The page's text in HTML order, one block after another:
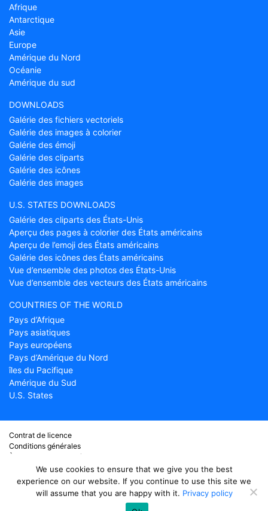
Afrique
Antarctique
Asie
Europe
Amérique du Nord
Océanie
Amérique du sud
DOWNLOADS
Galérie des fichiers vectoriels
Galérie des images à colorier
Galérie des émoji
Galérie des cliparts
Galérie des icônes
Galérie des images
U.S. STATES DOWNLOADS
Galérie des cliparts des États-Unis
Aperçu des pages à colorier des États américains
Aperçu de l’emoji des États américains
Galérie des icônes des États américains
Vue d’ensemble des photos des États-Unis
Vue d’ensemble des vecteurs des États américains
COUNTRIES OF THE WORLD
Pays d’Afrique
Pays asiatiques
Pays européens
Pays d’Amérique du Nord
îles du Pacifique
Amérique du Sud
U.S. States
Contrat de licence
Conditions générales
À propos de Countryflags.com
Clause de non-responsabilité
Déclaration de confidentialité
Country flags- partie de ProFlags BV
We use cookies to ensure that we give you the best
experience on our website. If you continue to use this site we
will assume that you are happy with it. Privacy policy